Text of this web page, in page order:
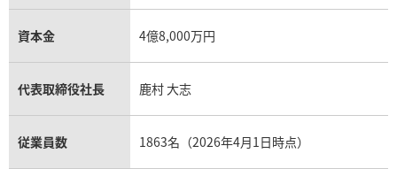
資本金 4億8,000万円
代表取締役社長 鹿村 大志
従業員数 1863名（2026年4月1日時点）